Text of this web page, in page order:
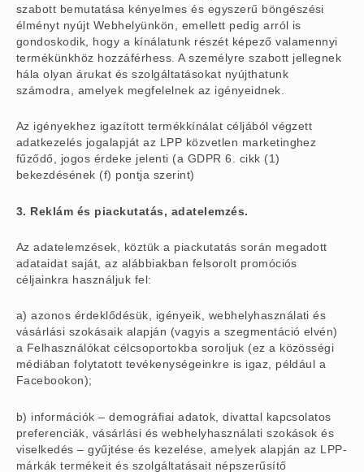
szabott bemutatása kényelmes és egyszerű böngészési
élményt nyújt Webhelyünkön, emellett pedig arról is
gondoskodik, hogy a kínálatunk részét képező valamennyi
termékünkhöz hozzáférhess. A személyre szabott jellegnek
hála olyan árukat és szolgáltatásokat nyújthatunk
számodra, amelyek megfelelnek az igényeidnek.
Az igényekhez igazított termékkínálat céljából végzett
adatkezelés jogalapját az LPP közvetlen marketinghez
fűződő, jogos érdeke jelenti (a GDPR 6. cikk (1)
bekezdésének (f) pontja szerint)
3. Reklám és piackutatás, adatelemzés.
Az adatelemzések, köztük a piackutatás során megadott
adataidat saját, az alábbiakban felsorolt promóciós
céljainkra használjuk fel:
a) azonos érdeklődésük, igényeik, webhelyhasználati és
vásárlási szokásaik alapján (vagyis a szegmentáció elvén)
a Felhasználókat célcsoportokba soroljuk (ez a közösségi
médiában folytatott tevékenységeinkre is igaz, például a
Facebookon);
b) információk – demográfiai adatok, divattal kapcsolatos
preferenciák, vásárlási és webhelyhasználati szokások és
viselkedés – gyűjtése és kezelése, amelyek alapján az LPP-
márkák termékeit és szolgáltatásait népszerűsítő